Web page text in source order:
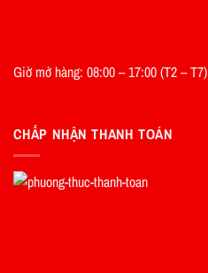
Giờ mở hàng: 08:00 – 17:00 (T2 – T7)
CHẤP NHẬN THANH TOÁN